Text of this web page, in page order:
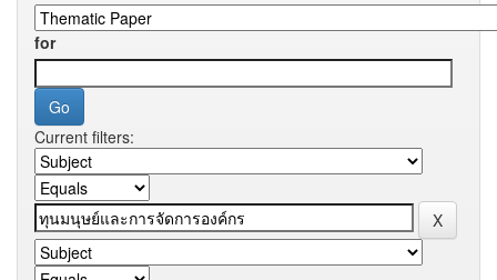
for
Current filters: